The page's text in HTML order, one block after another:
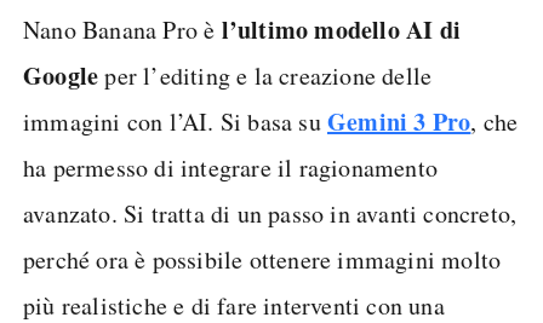
Nano Banana Pro è l’ultimo modello AI di
Googleper l’editing e la creazione delle
immagini con l’AI. Si basa suGemini 3 Pro, che
ha permesso di integrare il ragionamento
avanzato. Si tratta di un passo in avanti concreto,
perché ora è possibile ottenere immagini molto
più realistiche e di fare interventi con una